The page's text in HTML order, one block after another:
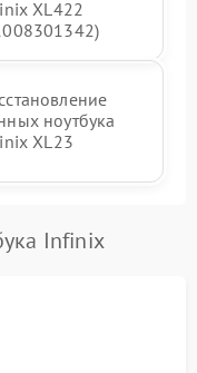
XL422
ноутбука
XL23
Infinix